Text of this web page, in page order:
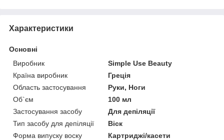
Характеристики
Основні
Виробник
Simple Use Beauty
Країна виробник
Греція
Область застосування
Руки, Ноги
Об`єм
100 мл
Застосування засобу
Для депіляції
Тип засобу для депіляції
Віск
Форма випуску воску
Картриджі/касети